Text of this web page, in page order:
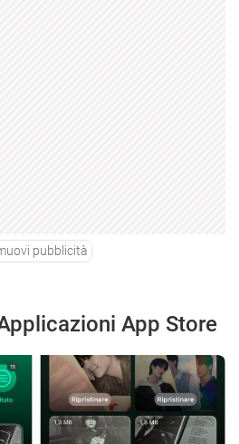
pubblicità
App Store